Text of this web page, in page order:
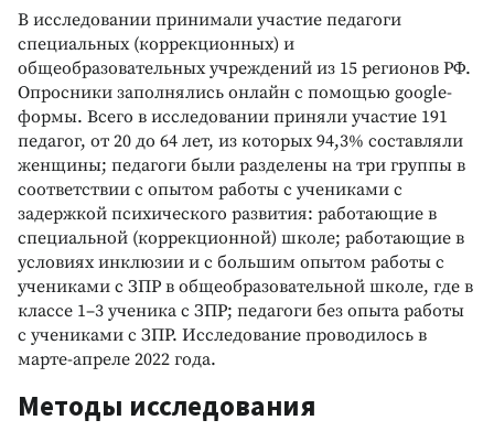
В исследовании принимали участие педагоги
специальных (коррекционных) и
общеобразовательных учреждений из 15 регионов РФ.
Опросники заполнялись онлайн с помощью google-
формы. Всего в исследовании приняли участие 191
педагог, от 20 до 64 лет, из которых 94,3% составляли
женщины; педагоги были разделены на три группы в
соответствии с опытом работы с учениками с
задержкой психического развития: работающие в
специальной (коррекционной) школе; работающие в
условиях инклюзии и с большим опытом работы с
учениками с ЗПР в общеобразовательной школе, где в
классе 1–3 ученика с ЗПР; педагоги без опыта работы
с учениками с ЗПР. Исследование проводилось в
марте-апреле 2022 года.
Методы исследования